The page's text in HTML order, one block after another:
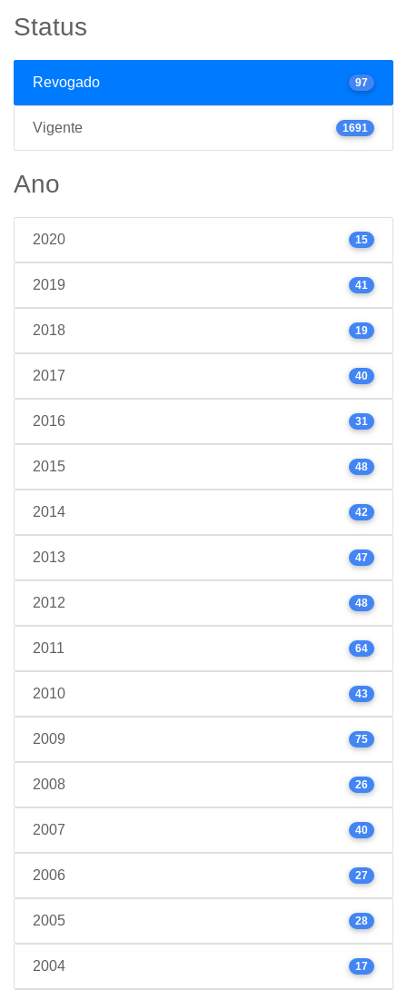
Status
Revogado 97
Vigente 1691
Ano
2020 15
2019 41
2018 19
2017 40
2016 31
2015 48
2014 42
2013 47
2012 48
2011 64
2010 43
2009 75
2008 26
2007 40
2006 27
2005 28
2004 17